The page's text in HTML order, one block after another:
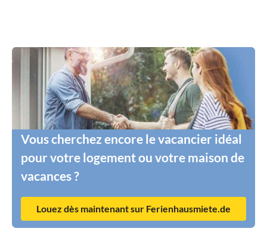
Vous cherchez encore le vacancier idéal
pour votre logement ou votre maison de
vacances ?
Louez dès maintenant sur Ferienhausmiete.de